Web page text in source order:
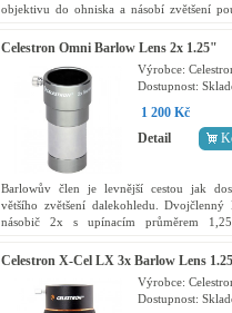
objektivu do ohniska a násobí zvětšení
Celestron Omni Barlow Lens 2x 1.25"
Výrobce:
Dostupnost:
1 200 Kč
Detail
Barlowův člen je levnější cestou jak
většího zvětšení dalekohledu. Dvojčlenný
násobič 2x s upínacím průměrem
všech vnitřních...
Celestron X-Cel LX 3x Barlow Lens
Výrobce:
Dostupnost: